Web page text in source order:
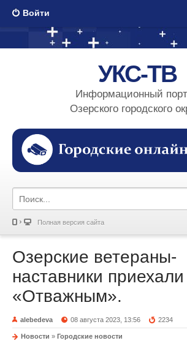
Войти
УКС-ТВ
Информационный
Озерского городского
Полная версия сайта
Озерские ветераны-
наставники приехали
«Отважным».
alebedeva 08 августа 2023, 13:56 2234
Новости » Городские новости